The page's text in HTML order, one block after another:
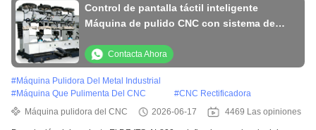
Control de pantalla táctil inteligente
Máquina de pulido CNC con sistema de
Contacta Ahora
#Máquina Pulidora Del Metal Industrial
#Máquina Que Pulimenta Del CNC #CNC Rectificadora
Máquina pulidora del CNC
2026-06-17 4469 Las opiniones